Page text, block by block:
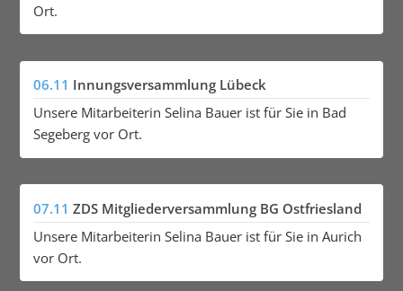
Ort.
06.11 Innungsversammlung Lübeck
Unsere Mitarbeiterin Selina Bauer ist für Sie in Bad
Segeberg vor Ort.
07.11 ZDS Mitgliederversammlung BG Ostfriesland
Unsere Mitarbeiterin Selina Bauer ist für Sie in Aurich
vor Ort.